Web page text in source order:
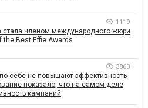
1119
стала членом международного жюри
the Best Effie Awards
3863
себе не повышают эффективность
показало, что на самом деле
кампаний